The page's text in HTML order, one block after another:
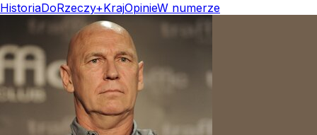
HistoriaDoRzeczy+KrajOpinieW numerze